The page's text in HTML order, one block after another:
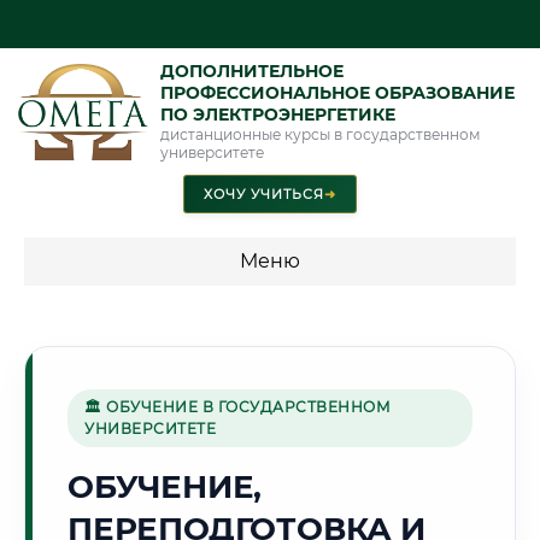
ДОПОЛНИТЕЛЬНОЕ
ПРОФЕССИОНАЛЬНОЕ ОБРАЗОВАНИЕ
ПО ЭЛЕКТРОЭНЕРГЕТИКЕ
дистанционные курсы в государственном
университете
ХОЧУ УЧИТЬСЯ➜
Меню
🔩
Г. НОВОКУЗНЕЦК
🏛 ОБУЧЕНИЕ В ГОСУДАРСТВЕННОМ
УНИВЕРСИТЕТЕ
ОБУЧЕНИЕ,
ПЕРЕПОДГОТОВКА И